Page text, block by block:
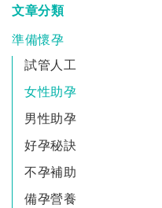
文章分類
準備懷孕
試管人工
女性助孕
男性助孕
好孕秘訣
不孕補助
備孕營養